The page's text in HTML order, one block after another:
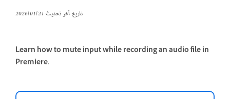
تاريخ آخر تحديث21‏/01‏/2026
Learn how to mute input while recording an audio file in
Premiere.